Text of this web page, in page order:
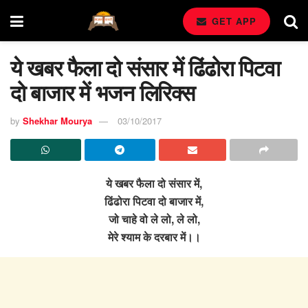
GET APP
ये खबर फैला दो संसार में ढिंढोरा पिटवा
दो बाजार में भजन लिरिक्स
by Shekhar Mourya 03/10/2017
ये खबर फैला दो संसार में,
ढिंढोरा पिटवा दो बाजार में,
जो चाहे वो ले लो, ले लो,
मेरे श्याम के दरबार में।।